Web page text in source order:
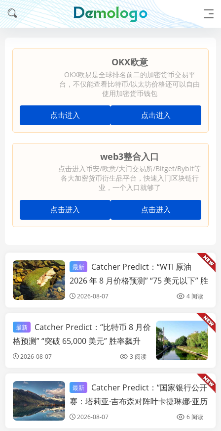
OKX欧意
OKX欧易是全球排名前二的加密货币交易平
台，不仅能查看比特币/以太坊价格还可以自由
使用加密货币钱包
点击进入 点击进入
web3整合入口
点击进入币安/欧意/大门交易所/Bitget/Bybit等
各大加密货币衍生品平台，快速入门区块链行
业，一个入口就够了
点击进入 点击进入
链快讯
最新
Catcher Predict：“WTI 原油
2026 年 8 月价格预测” “75 美元以下” 胜
率飙升 38.5%
2026-08-07 4 阅读
最新
Catcher Predict：“比特币 8 月价
格预测” “突破 65,000 美元” 胜率飙升
38%2026-08-07 3 阅读
链快讯
最新
Catcher Predict：“国家银行公开
赛：塔莉亚·吉布森对阵叶卡捷琳娜·亚历
山德罗娃” “国家银行公开赛：塔莉亚·吉
2026-08-07 6 阅读